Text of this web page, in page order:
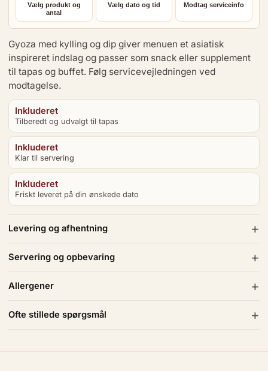
Vælg produkt og
antal
Vælg dato og tid Modtag serviceinfo
Gyoza med kylling og dip giver menuen et asiatisk
inspireret indslag og passer som snack eller supplement
til tapas og buffet. Følg servicevejledningen ved
modtagelse.
Inkluderet
Tilberedt og udvalgt til tapas
Inkluderet
Klar til servering
Inkluderet
Friskt leveret på din ønskede dato
Levering og afhentning
Servering og opbevaring
Allergener
Ofte stillede spørgsmål